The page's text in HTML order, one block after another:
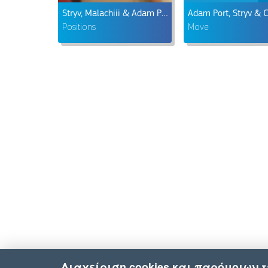
Stryv, Malachiii & Adam Port
Positions Move